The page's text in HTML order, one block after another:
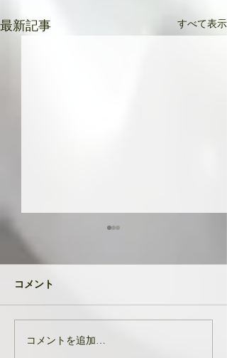
最新記事 すべて表示
生徒さんと私
コメント
コメントを追加…